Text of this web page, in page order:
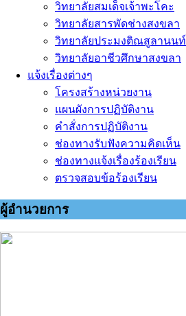
วิทยาลัยสมเด็จเจ้าพะโคะ
วิทยาลัยสารพัดช่างสงขลา
วิทยาลัยประมงติณสูลานนท์
วิทยาลัยอาชีวศึกษาสงขลา
แจ้งเรื่องต่างๆ
โครงสร้างหน่วยงาน
แผนผังการปฏิบัติงาน
คำสั่งการปฏิบัติงาน
ช่องทางรับฟังความคิดเห็น
ช่องทางแจ้งเรื่องร้องเรียน
ตรวจสอบข้อร้องเรียน
ผู้อำนวยการ